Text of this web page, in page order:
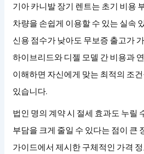
기아 카니발 장기 렌트는 초기 비용
차량을 손쉽게 이용할 수 있는 실속
신용 점수가 낮아도 무보증 출고가
하이브리드와 디젤 모델 간 비용과
이해하면 자신에게 맞는 최적의 조
있습니다.
법인 명의 계약 시 절세 효과도 누릴
부담을 크게 줄일 수 있다는 점이 큰
가이드에서 제시한 구체적인 가격